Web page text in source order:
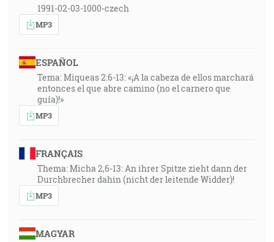
1991-02-03-1000-czech
MP3
ESPAÑOL
Tema: Miqueas 2:6-13: «¡A la cabeza de ellos marchará
entonces el que abre camino (no el carnero que
guía)!»
MP3
FRANÇAIS
Thema: Micha 2,6-13: An ihrer Spitze zieht dann der
Durchbrecher dahin (nicht der leitende Widder)!
MP3
MAGYAR